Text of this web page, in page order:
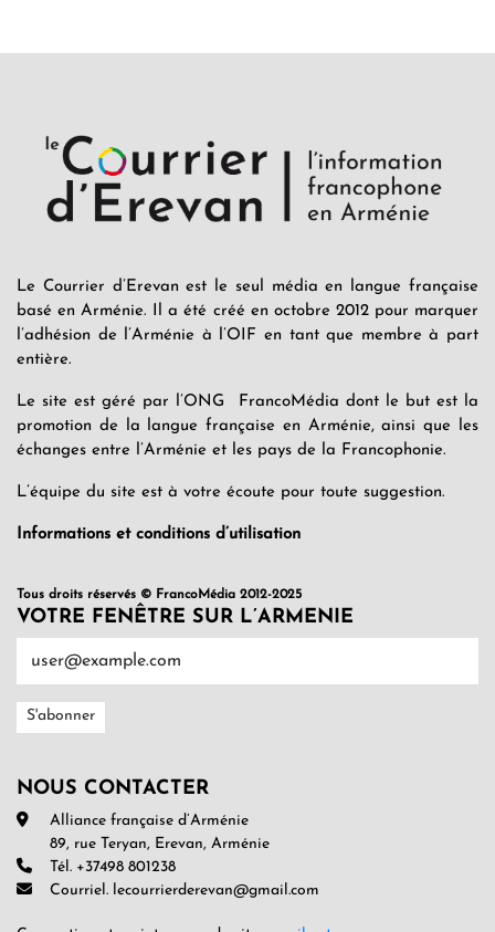
Le Courrier d’Erevan est le seul média en langue française
basé en Arménie. Il a été créé en octobre 2012 pour marquer
l’adhésion de l’Arménie à l’OIF en tant que membre à part
entière.
Le site est géré par l’ONG FrancoMédia dont le but est la
promotion de la langue française en Arménie, ainsi que les
échanges entre l’Arménie et les pays de la Francophonie.
L’équipe du site est à votre écoute pour toute suggestion.
Informations et conditions d’utilisation
Tous droits réservés © FrancoMédia 2012-2025
VOTRE FENÊTRE SUR L’ARMENIE
NOUS CONTACTER
Alliance française d’Arménie
89, rue Teryan, Erevan, Arménie
Tél. +37498 801238
Courriel. lecourrierderevan@gmail.com